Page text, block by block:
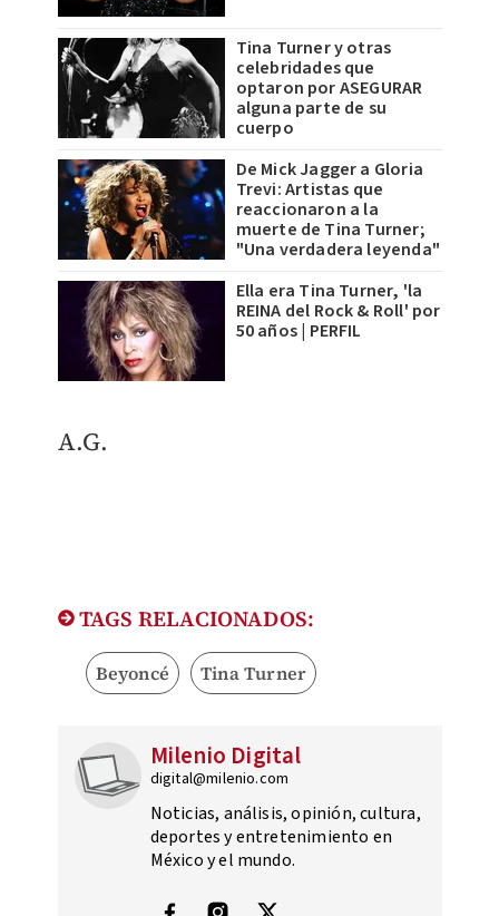
Tina Turner y otras
celebridades que
optaron por ASEGURAR
alguna parte de su
cuerpo
De Mick Jagger a Gloria
Trevi: Artistas que
reaccionaron a la
muerte de Tina Turner;
"Una verdadera leyenda"
Ella era Tina Turner, 'la
REINA del Rock & Roll' por
50 años | PERFIL
A.G.
TAGS RELACIONADOS:
Beyoncé Tina Turner
Milenio Digital
digital@milenio.com
Noticias, análisis, opinión, cultura,
deportes y entretenimiento en
México y el mundo.